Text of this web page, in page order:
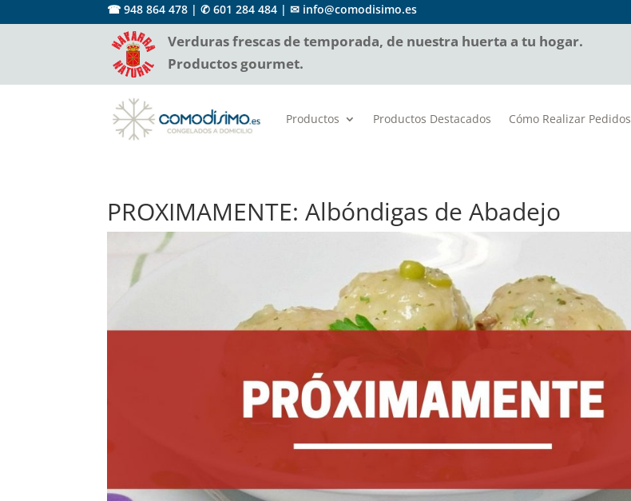
☎ 948 864 478 | ✆ 601 284 484 |✉ info@comodisimo.es
Verduras frescas de temporada, de nuestra huerta a tu hogar.
Productos gourmet.
Productos Productos Destacados Cómo Realizar Pedidos
PROXIMAMENTE: Albóndigas de Abadejo